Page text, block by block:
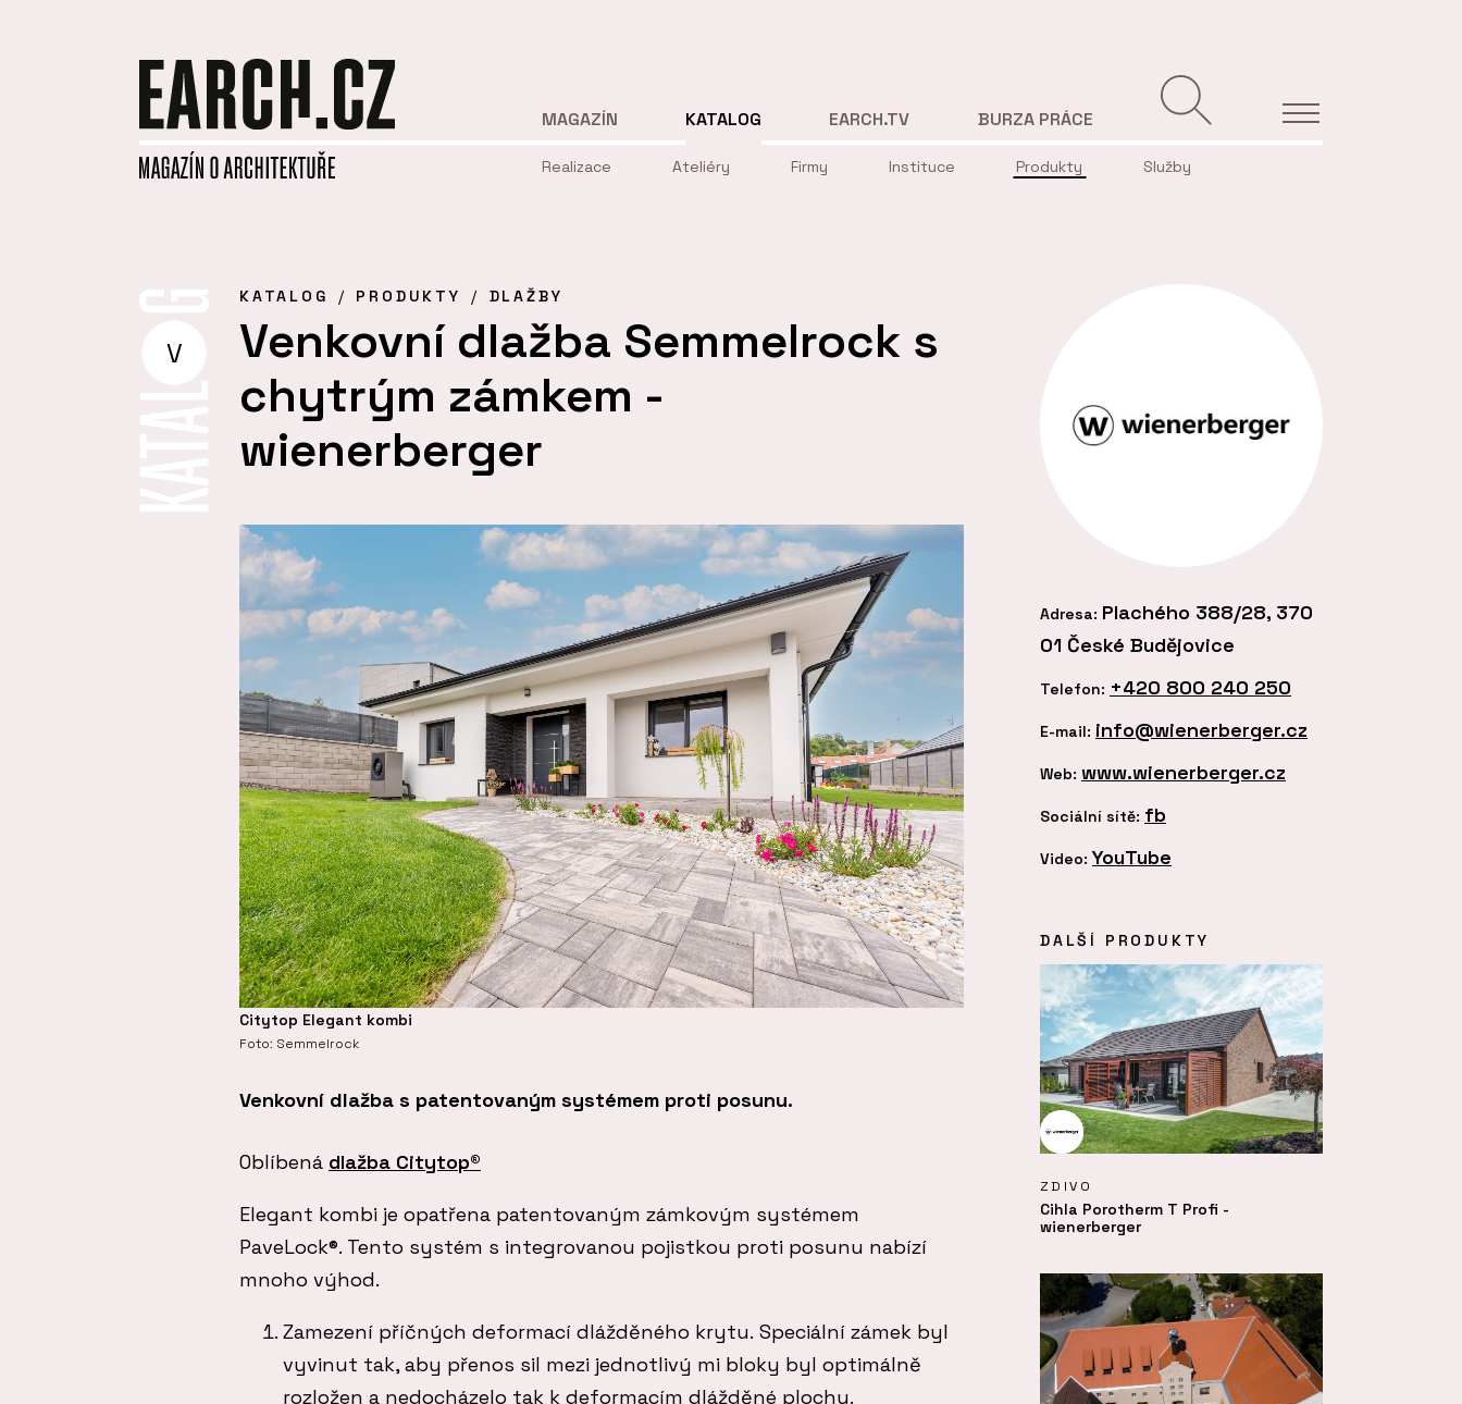
MAGAZÍN KATALOG
Realizace Ateliéry Firmy Instituce Produkty Služby
EARCH.TV BURZA PRÁCE
V
KATALOG PRODUKTY DLAŽBY
Venkovní dlažba Semmelrock s
chytrým zámkem -
wienerberger
Citytop Elegant kombi
Foto: Semmelrock
Venkovní dlažba s patentovaným systémem proti posunu.
Oblíbená dlažba Citytop®
Elegant kombi je opatřena patentovaným zámkovým systémem
PaveLock®. Tento systém s integrovanou pojistkou proti posunu nabízí
mnoho výhod.
Zamezení příčných deformací dlážděného krytu. Speciální zámek byl
vyvinut tak, aby přenos sil mezi jednotlivý mi bloky byl optimálně
rozložen a nedocházelo tak k deformacím dlážděné plochy.
Adresa: Plachého 388/28, 370
01 České Budějovice
Telefon: +420 800 240 250
E-mail: info@wienerberger.cz
Web: www.wienerberger.cz
Sociální sítě: fb
Video:YouTube
DALŠÍ PRODUKTY
ZDIVO
Cihla Porotherm T Profi -
wienerberger